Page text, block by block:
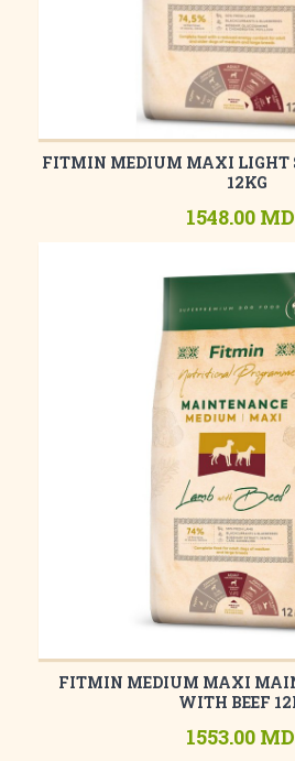
FITMIN MEDIUM MAXI LIGHT
12KG
1548.00
FITMIN MEDIUM MAXI
WITH BEEF
1553.00